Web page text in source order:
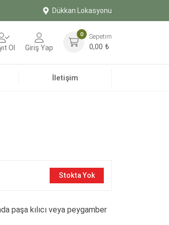
Dükkan Lokasyonu
Ol Giriş Yap
0 Sepetim
0,00 ₺
İletişim
Stokta Yok
paşa kılıcı veya peygamber